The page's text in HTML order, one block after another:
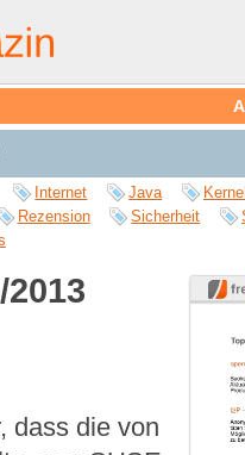
Internet Java
Rezension Sicherheit
2013
dass die von